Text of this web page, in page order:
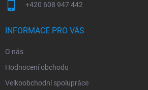
+420 608 947 442
INFORMACE PRO VÁS
O nás
Hodnocení obchodu
Velkoobchodní spolupráce